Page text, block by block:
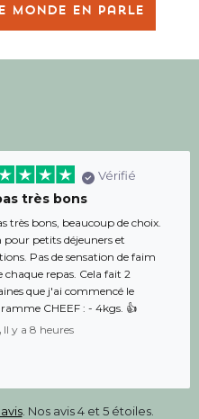
en parle
Vérifié
très bons
très bons, beaucoup de choix.
pour petits déjeuners et
Pas de sensation de faim
chaque repas. Cela fait 2
que j'ai commencé le
CHEEF : - 4kgs. 👍
Il y a 8 heures
. Nos avis 4 et 5 étoiles.